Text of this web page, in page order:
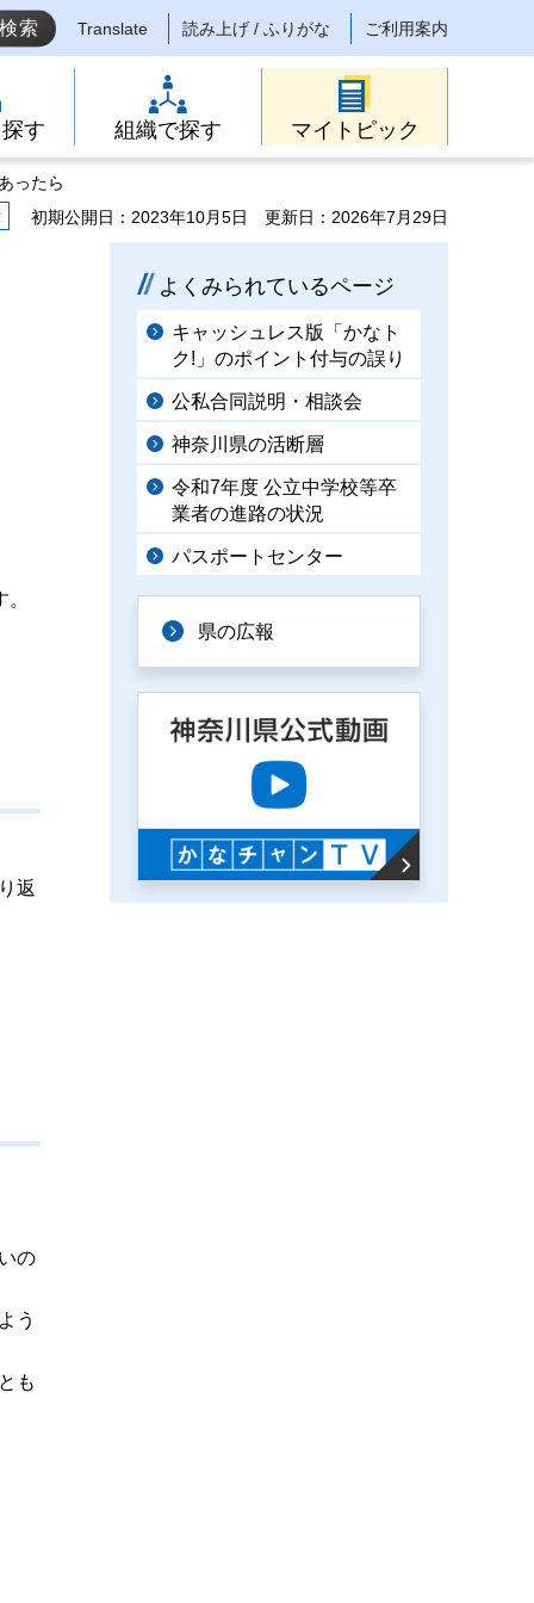
Translate 読み上げ / ふりがな ご利用案内
す 組織で探す マイトピック
ったら
初期公開日：2023年10月5日 更新日：2026年7月29日
返
の
う
も
よくみられているページ
キャッシュレス版「かなト
ク!」のポイント付与の誤り
公私合同説明・相談会
神奈川県の活断層
令和7年度 公立中学校等卒
業者の進路の状況
パスポートセンター
県の広報